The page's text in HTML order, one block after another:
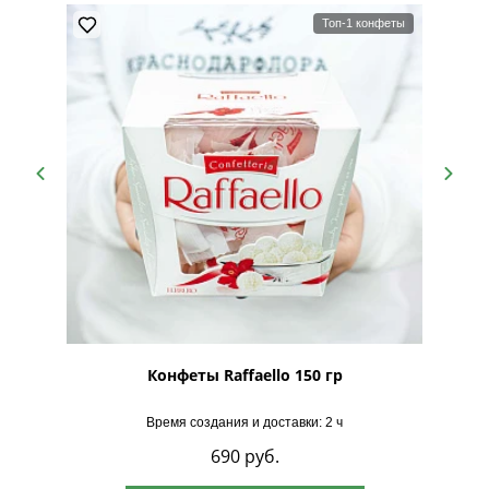
Топ-1 конфеты
Конфеты Raffaello 150 гр
Время создания и доставки: 2 ч
690 руб.